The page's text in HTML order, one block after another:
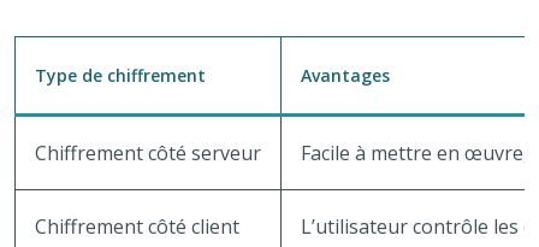
Type de chiffrement Avantages
Chiffrement côté serveur Facile à mettre en œuvre,
Chiffrement côté client L’utilisateur contrôle les